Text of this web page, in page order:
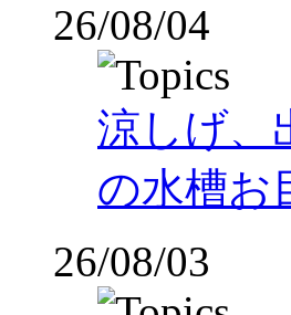
26/08/04
涼しげ
の水槽お
26/08/03